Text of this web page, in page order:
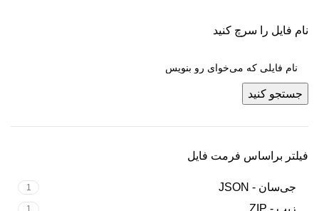
نام فایل را سرچ کنید
جستجو کنید
فیلتر براساس فرمت فایل
جی‌سان - JSON 1
زیپ - ZIP 1